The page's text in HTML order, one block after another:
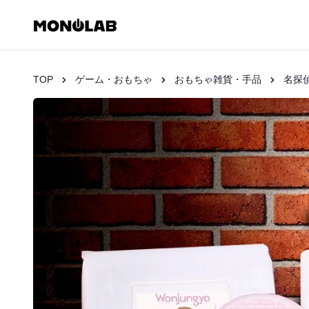
TOP ゲーム・おもちゃ おもちゃ雑貨・手品 名探